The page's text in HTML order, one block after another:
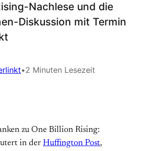
Nachlese und die
Diskussion mit Termin
•2 Minuten Lesezeit
zu One Billion Rising:
in der Huffington Post,